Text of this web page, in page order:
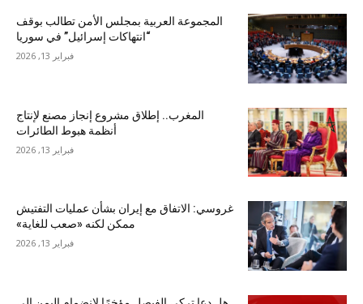
المجموعة العربية بمجلس الأمن تطالب بوقف
“انتهاكات إسرائيل” في سوريا
فبراير 13, 2026
المغرب.. إطلاق مشروع إنجاز مصنع لإنتاج
أنظمة هبوط الطائرات
فبراير 13, 2026
غروسي: الاتفاق مع إيران بشأن عمليات التفتيش
ممكن لكنه «صعب للغاية»
فبراير 13, 2026